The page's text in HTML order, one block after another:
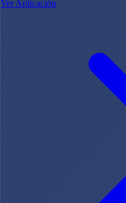
Ver Aplicación